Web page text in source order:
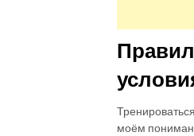
моём